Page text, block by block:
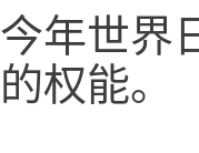
今年世界
的权能。